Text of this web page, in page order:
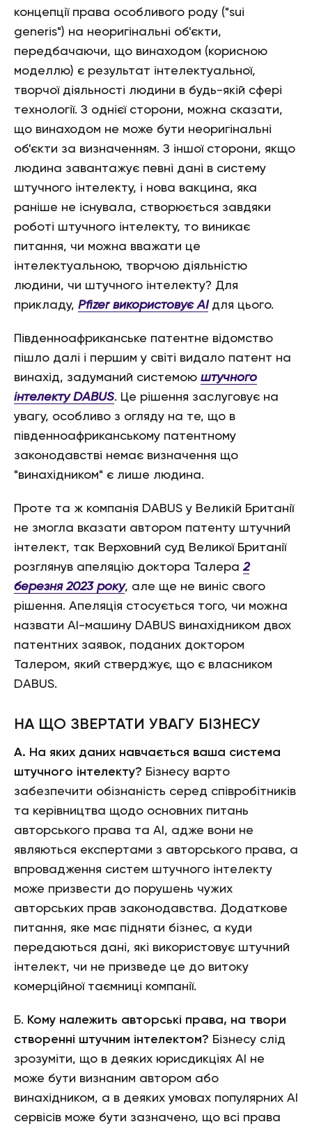
концепції права особливого роду ("sui
generis") на неоригінальні об'єкти,
передбачаючи, що винаходом (корисною
моделлю) є результат інтелектуальної,
творчої діяльності людини в будь-якій сфері
технології. З однієї сторони, можна сказати,
що винаходом не може бути неоригінальні
об'єкти за визначенням. З іншої сторони, якщо
людина завантажує певні дані в систему
штучного інтелекту, і нова вакцина, яка
раніше не існувала, створюється завдяки
роботі штучного інтелекту, то виникає
питання, чи можна вважати це
інтелектуальною, творчою діяльністю
людини, чи штучного інтелекту? Для
прикладу, Pfizer використовує АІдля цього.
Південноафриканське патентне відомство
пішло далі і першим у світі видало патент на
винахід, задуманий системою штучного
інтелекту DABUS. Це рішення заслуговує на
увагу, особливо з огляду на те, що в
південноафриканському патентному
законодавстві немає визначення що
"винахідником" є лише людина.
Проте та ж компанія DABUS у Великій Британії
не змогла вказати автором патенту штучний
інтелект, так Верховний суд Великої Британії
розглянув апеляцію доктора Талера2
березня 2023 року, але ще не виніс свого
рішення. Апеляція стосується того, чи можна
назвати АІ-машину DABUS винахідником двох
патентних заявок, поданих доктором
Талером, який стверджує, що є власником
DABUS.
НА ЩО ЗВЕРТАТИ УВАГУ БІЗНЕСУ
А. На яких даних навчається ваша система
штучного інтелекту? Бізнесу варто
забезпечити обізнаність серед співробітників
та керівництва щодо основних питань
авторського права та АІ, адже вони не
являються експертами з авторського права, а
впровадження систем штучного інтелекту
може призвести до порушень чужих
авторських прав законодавства. Додаткове
питання, яке має підняти бізнес, а куди
передаються дані, які використовує штучний
інтелект, чи не призведе це до витоку
комерційної таємниці компанії.
Б. Кому належить авторські права, на твори
створенні штучним інтелектом? Бізнесу слід
зрозуміти, що в деяких юрисдикціях АІ не
може бути визнаним автором або
винахідником, а в деяких умовах популярних АІ
сервісів може бути зазначено, що всі права